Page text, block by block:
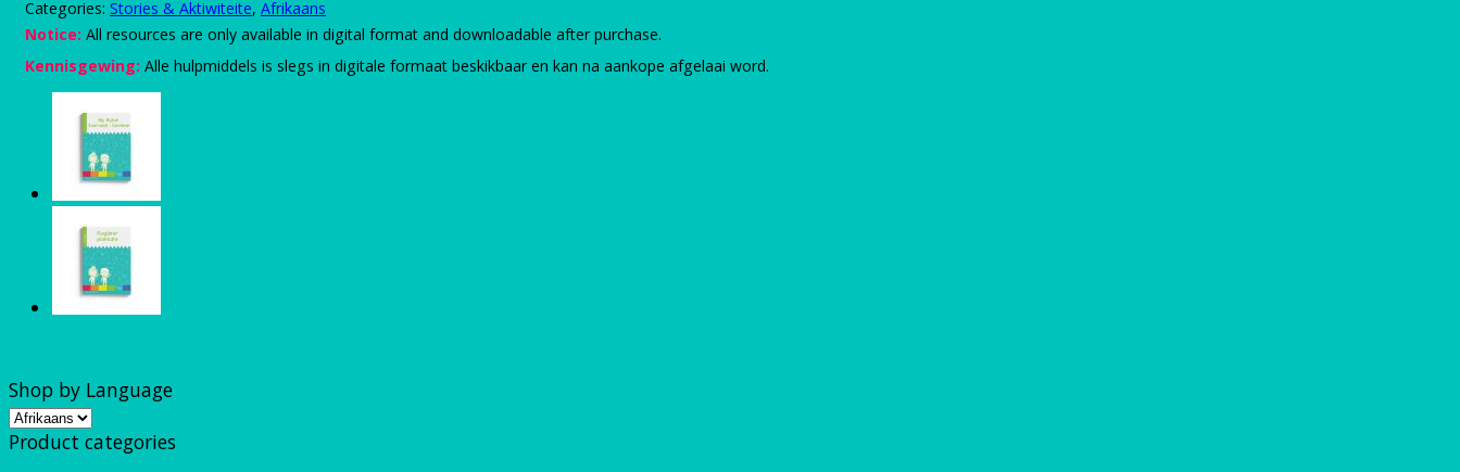
Categories: Stories & Aktiwiteite, Afrikaans
Notice: All resources are only available in digital format and downloadable after purchase.
Kennisgewing: Alle hulpmiddels is slegs in digitale formaat beskikbaar en kan na aankope afgelaai word.
Shop by Language
Product categories